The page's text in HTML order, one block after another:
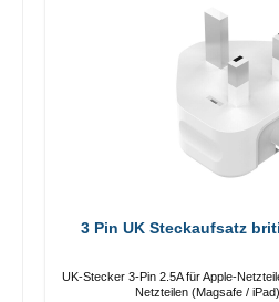
3 Pin UK Steckaufsatz
UK-Stecker 3-Pin 2.5A für Apple-
Netzteilen (Magsafe /